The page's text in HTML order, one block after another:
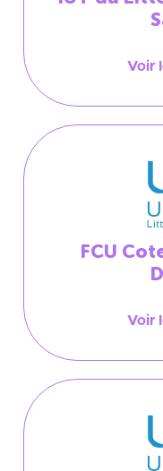
Voir
FCU
Voir